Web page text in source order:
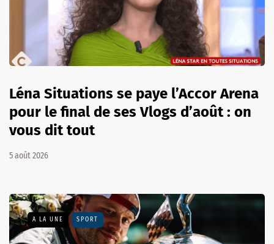
Léna Situations se paye l’Accor Arena
pour le final de ses Vlogs d’août : on
vous dit tout
5 août 2026
A LA UNE SPORT